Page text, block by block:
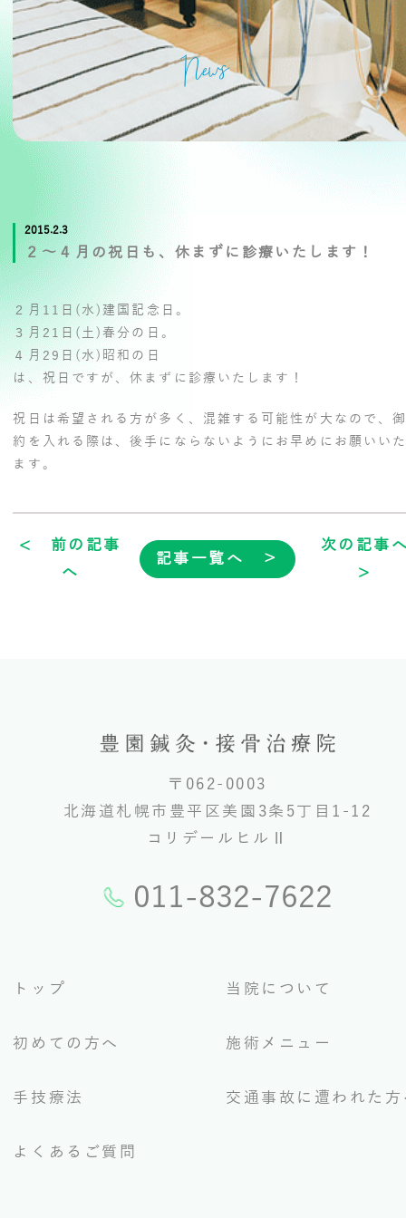
News
2015.2.3
２～４月の祝日も、休まずに診療いたします！
２月11日(水)建国記念日。
３月21日(土)春分の日。
４月29日(水)昭和の日
は、祝日ですが、休まずに診療いたします！
祝日は希望される方が多く、混雑する可能性が大なので、
約を入れる際は、後手にならないようにお早めにお願いい
ます。
< 前の記事
へ
記事一覧へ ＞
次の記事
>
〒062-0003
北海道札幌市豊平区美園3条5丁目1-12
コリデールヒルⅡ
011-832-7622
トップ 当院について
初めての方へ 施術メニュー
手技療法 交通事故に遭われた方
よくあるご質問